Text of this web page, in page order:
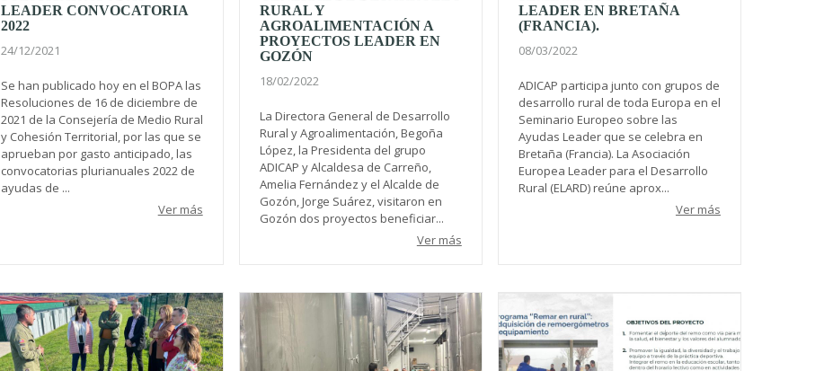
LEADER CONVOCATORIA
2022
24/12/2021
Se han publicado hoy en el BOPA las
Resoluciones de 16 de diciembre de
2021 de la Consejería de Medio Rural
y Cohesión Territorial, por las que se
aprueban por gasto anticipado, las
convocatorias plurianuales 2022 de
ayudas de ...
Ver más
RURAL Y
AGROALIMENTACIÓN A
PROYECTOS LEADER EN
GOZÓN
18/02/2022
La Directora General de Desarrollo
Rural y Agroalimentación, Begoña
López, la Presidenta del grupo
ADICAP y Alcaldesa de Carreño,
Amelia Fernández y el Alcalde de
Gozón, Jorge Suárez, visitaron en
Gozón dos proyectos beneficiar...
Ver más
LEADER EN BRETAÑA
(FRANCIA).
08/03/2022
ADICAP participa junto con grupos de
desarrollo rural de toda Europa en el
Seminario Europeo sobre las
Ayudas Leader que se celebra en
Bretaña (Francia). La Asociación
Europea Leader para el Desarrollo
Rural (ELARD) reúne aprox...
Ver más